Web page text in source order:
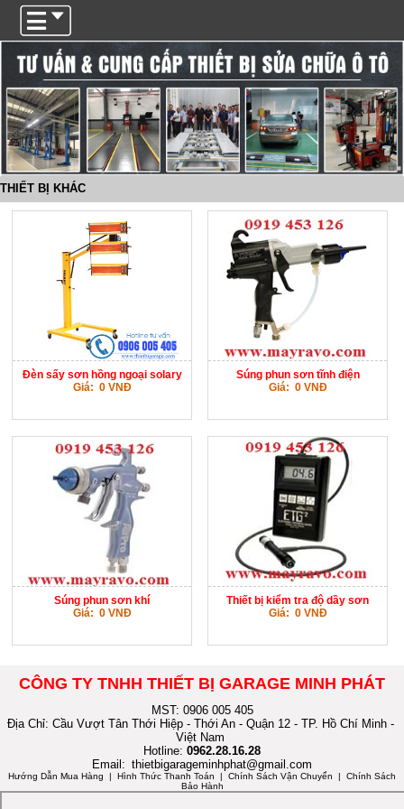
THIẾT BỊ KHÁC
Đèn sấy sơn hồng ngoại solary
Giá: 0 VNĐ
Súng phun sơn tĩnh điện
Giá: 0 VNĐ
Súng phun sơn khí
Giá: 0 VNĐ
Thiết bị kiểm tra độ dầy sơn
Giá: 0 VNĐ
CÔNG TY TNHH THIẾT BỊ GARAGE MINH PHÁT
MST: 0906 005 405
Địa Chỉ: Cầu Vượt Tân Thới Hiệp - Thới An - Quận 12 - TP. Hồ Chí Minh -
Việt Nam
Hotline: 0962.28.16.28
Email: thietbigarageminhphat@gmail.com
Hướng Dẫn Mua Hàng | Hình Thức Thanh Toán | Chính Sách Vận Chuyển | Chính Sách
Bảo Hành